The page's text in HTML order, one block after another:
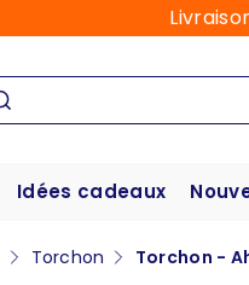
Idées cadeaux
Torchon Torchon -